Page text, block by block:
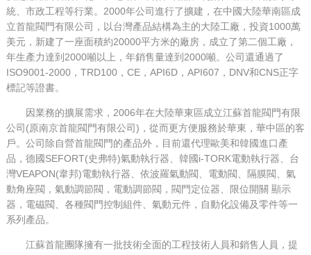
統、市政工程等行業。2000年公司進行了擴建，在中國大陸華南區成
立首龍閥門有限公司，以台灣產品結構為主的大陸工廠，投資1000萬
美元，新建了一座面積約20000平方米的廠房，成立了第二個工廠，
年生產力達到2000噸以上，年銷售量達到2000噸。公司還通過了
ISO9001-2000，TRD100，CE，API6D，API607，DNV和CNS正字
標記等證書。
因業務的擴展需求，2006年在大陸華東區成立江蘇首龍閥門有限
公司(原南京首龍閥門有限公司)，從而更方便服務於華東，華中區的客
戶。公司除自營首龍閥門的產品外，目前還代理歐美和韓國進口產
品，德國SEFORT(史弗特)氣動執行器、韓國i-TORK電動執行器、台
灣VEAPON(韋邦)電動執行器、依波羅氣動閥、電動閥、隔膜閥、氣
動角座閥，氣動調節閥，電動調節閥，閥門定位器、限位開關 顯示
器，電磁閥、各種閥門控制組件、氣動元件，自動化設備及零件等一
系列產品。
江蘇首龍團隊擁有一批技術全面的工程技術人員和銷售人員，提